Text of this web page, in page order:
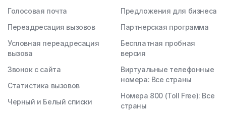
Голосовая почта
Переадресация вызовов
Условная переадресация
вызова
Звонок с сайта
Статистика вызовов
Черный и Белый списки
Предложения для бизнеса
Партнерская программа
Бесплатная пробная
версия
Виртуальные телефонные
номера: Все страны
Номера 800 (Toll Free): Все
страны